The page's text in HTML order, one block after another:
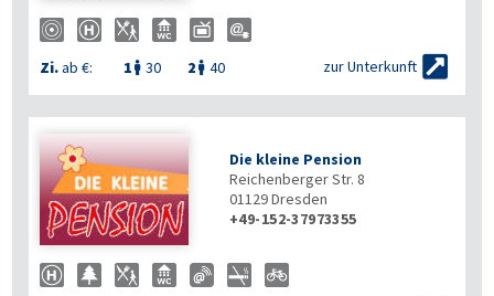
Zi.ab €: 1  30 2  40 zur Unterkunft 
Die kleine Pension
Reichenberger Str. 8
01129Dresden
+49-152-37973355